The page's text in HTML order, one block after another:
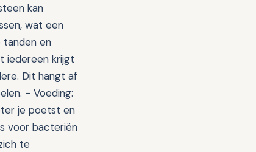
kan
wat een
tanden en
iedereen krijgt
Dit hangt af
- Voeding:
je poetst en
voor bacteriën
te